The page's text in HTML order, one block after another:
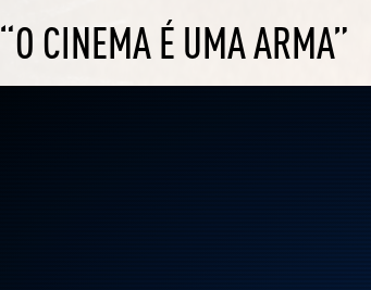
“O CINEMA É UMA ARMA”